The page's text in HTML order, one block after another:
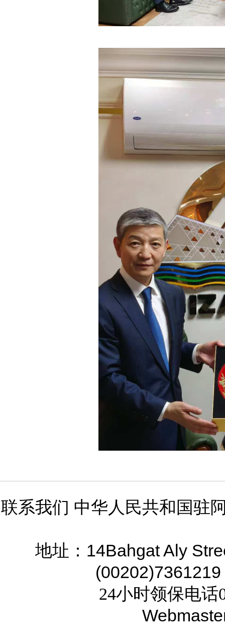
联系我们 中华人民共和国驻
地址： 14Bahgat Aly
(00202)7361219
24小时领保电话